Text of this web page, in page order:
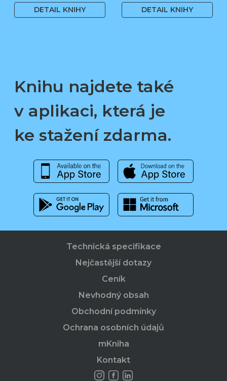
DETAIL KNIHY DETAIL KNIHY
Knihu najdete také
v aplikaci, která je
ke stažení zdarma.
Technická specifikace
Nejčastější dotazy
Ceník
Nevhodný obsah
Obchodní podmínky
Ochrana osobních údajů
mKniha
Kontakt